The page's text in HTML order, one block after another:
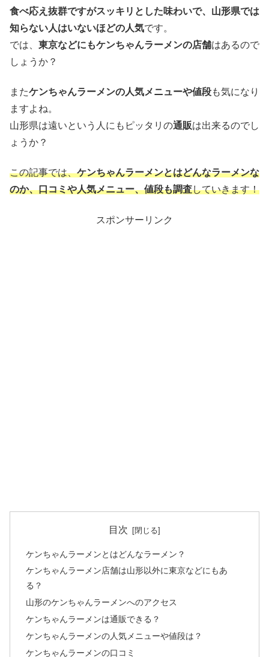
食べ応え抜群ですがスッキリとした味わいで、山形県では
知らない人はいないほどの人気です。
では、 東京などにもケンちゃんラーメンの店舗はあるので
しょうか？
またケンちゃんラーメンの人気メニューや値段も気になり
ますよね。
山形県は遠いという人にもピッタリの通販は出来るのでし
ょうか？
この記事では、ケンちゃんラーメンとはどんなラーメンな
のか、口コミや人気メニュー、値段も調査していきます！
スポンサーリンク
目次
ケンちゃんラーメンとはどんなラーメン？
ケンちゃんラーメン店舗は山形以外に東京などにもあ
る？
山形のケンちゃんラーメンへのアクセス
ケンちゃんラーメンは通販できる？
ケンちゃんラーメンの人気メニューや値段は？
ケンちゃんラーメンの口コミ